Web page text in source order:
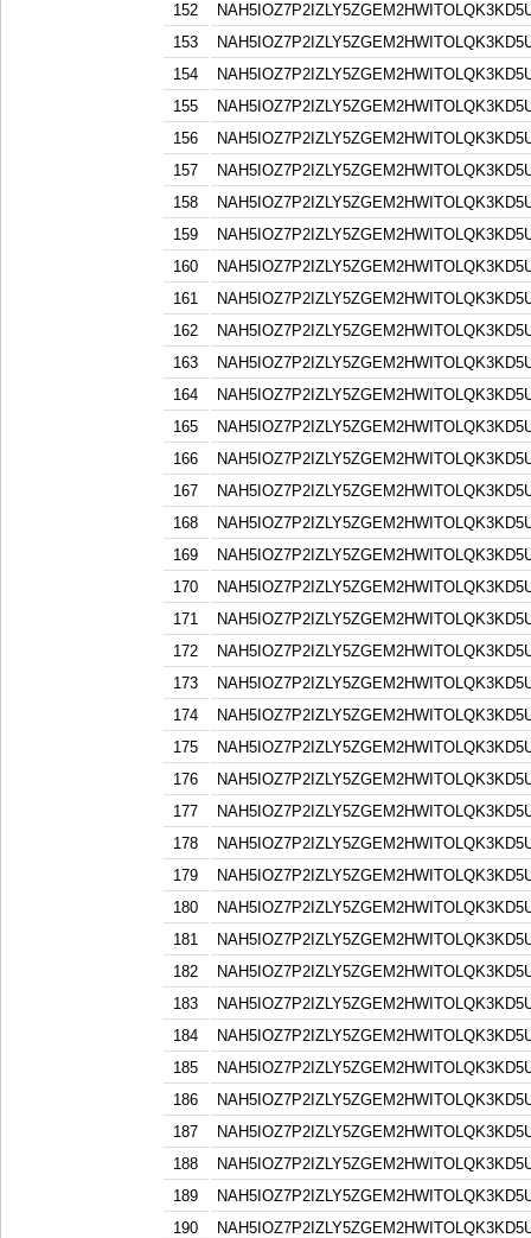
152
153
154
155
156
157
158
159
160
161
162
163
164
165
166
167
168
169
170
171
172
173
174
175
176
177
178
179
180
181
182
183
184
185
186
187
188
189
190